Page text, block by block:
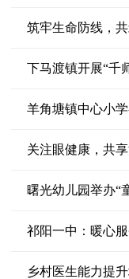
筑牢生命防线，
下马渡镇开展“千
羊角塘镇中心小
关注眼健康，共
曙光幼儿园举办“
祁阳一中：暖心
乡村医生能力提